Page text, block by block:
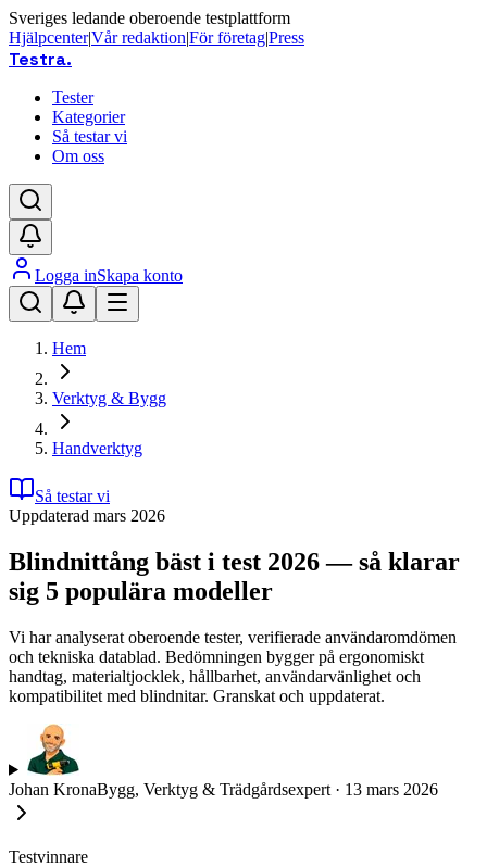
Sveriges ledande oberoende testplattform
Hjälpcenter|Vår redaktion|För företag|Press
Testra.
Tester
Kategorier
Så testar vi
Om oss
Logga inSkapa konto
Hem
Verktyg & Bygg
Handverktyg
Så testar vi
Uppdaterad mars 2026
Blindnittång bäst i test 2026 — så klarar
sig 5 populära modeller
Vi har analyserat oberoende tester, verifierade användaromdömen
och tekniska datablad. Bedömningen bygger på ergonomiskt
handtag, materialtjocklek, hållbarhet, användarvänlighet och
kompatibilitet med blindnitar. Granskat och uppdaterat.
Johan KronaBygg, Verktyg & Trädgårdsexpert · 13 mars 2026
Testvinnare